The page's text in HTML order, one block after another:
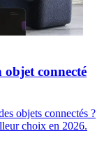
connecté
objets connectés ?
choix en 2026.